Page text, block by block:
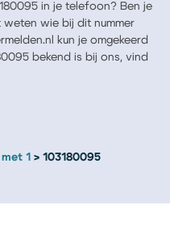
in je telefoon? Ben je
wie bij dit nummer
kun je omgekeerd
bekend is bij ons, vind
1 103180095